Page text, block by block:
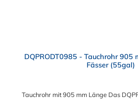
DQPRODT0985 - Tauchrohr 905
Fässer (55gal)
Tauchrohr mit 905 mm Länge Das